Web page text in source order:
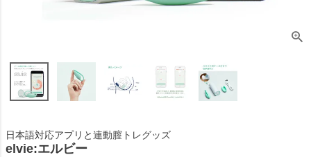
日本語対応アプリと連動膣トレグッズ
elvie:エルビー